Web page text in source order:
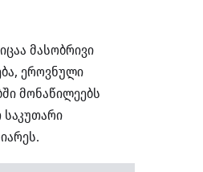
მასობრივი
ეროვნული
მონაწილეებს